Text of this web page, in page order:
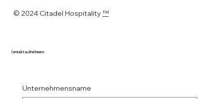
© 2024 Citadel Hospitality ™
Kontakt aufnehmen
Unternehmensname